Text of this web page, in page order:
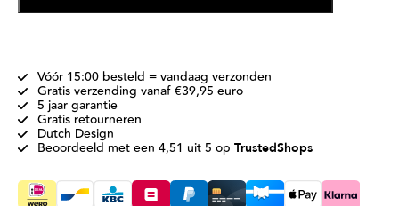
Vóór 15:00 besteld = vandaag verzonden
Gratis verzending vanaf €39,95 euro
5 jaar garantie
Gratis retourneren
Dutch Design
Beoordeeld met een 4,51 uit 5 op TrustedShops